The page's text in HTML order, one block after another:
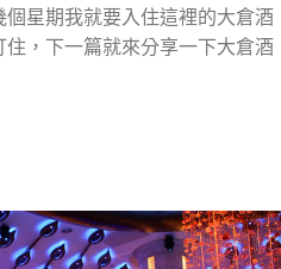
星期我就要入住這裡的大倉酒
，下一篇就來分享一下大倉酒